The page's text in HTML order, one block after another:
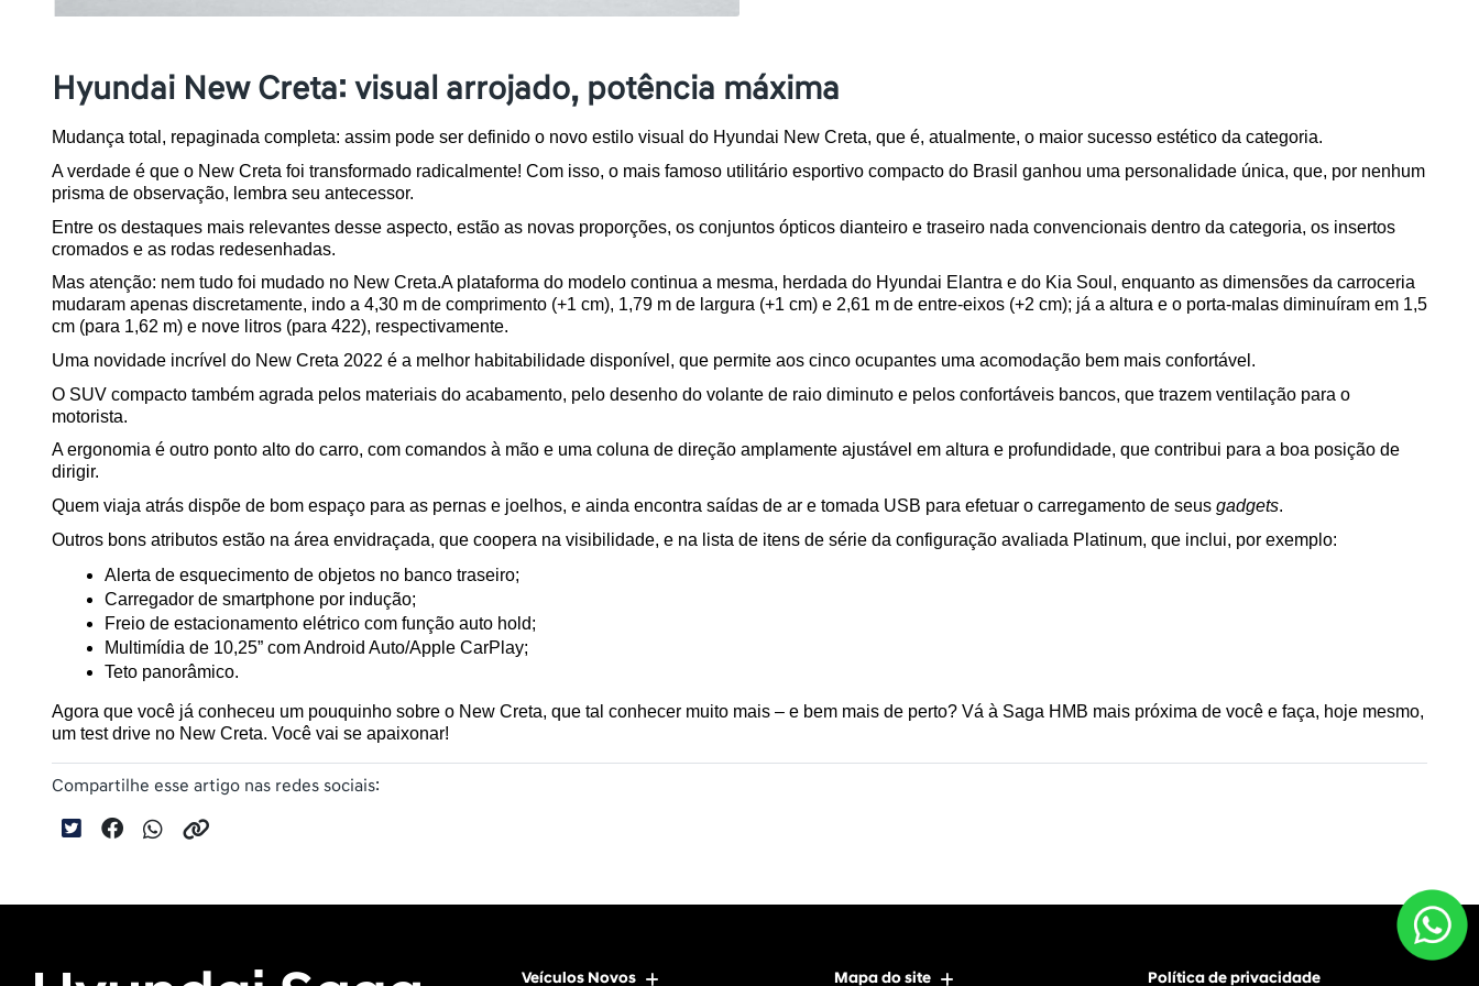
Hyundai New Creta: visual arrojado, potência máxima
Mudança total, repaginada completa: assim pode ser definido o novo estilo visual do Hyundai New Creta, que é, atualmente, o maior sucesso estético da categoria.
A verdade é que o New Creta foi transformado radicalmente! Com isso, o mais famoso utilitário esportivo compacto do Brasil ganhou uma personalidade única, que, por nenhum
prisma de observação, lembra seu antecessor.
Entre os destaques mais relevantes desse aspecto, estão as novas proporções, os conjuntos ópticos dianteiro e traseiro nada convencionais dentro da categoria, os insertos
cromados e as rodas redesenhadas.
Mas atenção: nem tudo foi mudado no New Creta.A plataforma do modelo continua a mesma, herdada do Hyundai Elantra e do Kia Soul, enquanto as dimensões da carroceria
mudaram apenas discretamente, indo a 4,30 m de comprimento (+1 cm), 1,79 m de largura (+1 cm) e 2,61 m de entre-eixos (+2 cm); já a altura e o porta-malas diminuíram em 1,5
cm (para 1,62 m) e nove litros (para 422), respectivamente.
Uma novidade incrível do New Creta 2022 é a melhor habitabilidade disponível, que permite aos cinco ocupantes uma acomodação bem mais confortável.
O SUV compacto também agrada pelos materiais do acabamento, pelo desenho do volante de raio diminuto e pelos confortáveis bancos, que trazem ventilação para o
motorista.
A ergonomia é outro ponto alto do carro, com comandos à mão e uma coluna de direção amplamente ajustável em altura e profundidade, que contribui para a boa posição de
dirigir.
Quem viaja atrás dispõe de bom espaço para as pernas e joelhos, e ainda encontra saídas de ar e tomada USB para efetuar o carregamento de seus gadgets.
Outros bons atributos estão na área envidraçada, que coopera na visibilidade, e na lista de itens de série da configuração avaliada Platinum, que inclui, por exemplo:
Alerta de esquecimento de objetos no banco traseiro;
Carregador de smartphone por indução;
Freio de estacionamento elétrico com função auto hold;
Multimídia de 10,25” com Android Auto/Apple CarPlay;
Teto panorâmico.
Agora que você já conheceu um pouquinho sobre o New Creta, que tal conhecer muito mais – e bem mais de perto? Vá à Saga HMB mais próxima de você e faça, hoje mesmo,
um test drive no New Creta. Você vai se apaixonar!
Compartilhe esse artigo nas redes sociais:
Veículos Novos Mapa do site Política de privacidade